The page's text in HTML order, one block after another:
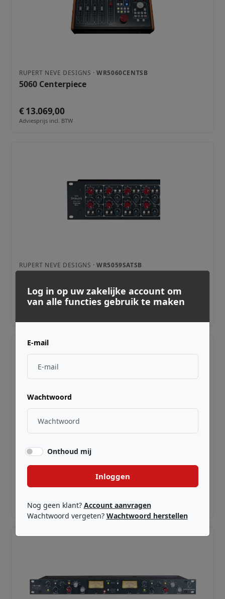
RUPERT NEVE DESIGNS ·WR5060CENTSB
5060 Centerpiece
€ 13.069,00
Adviesprijs incl. BTW
RUPERT NEVE DESIGNS ·WR5059SATSB
€ 4.349,00
RUPERT NEVE DESIGNS ·
5057 Orbit
Adviesprijs incl. BTW
Log in op uw zakelijke account om
van alle functies gebruik te maken
E-mail
Wachtwoord
Onthoud mij
Inloggen
Nog geen klant? Account aanvragen
Wachtwoord vergeten? Wachtwoord herstellen